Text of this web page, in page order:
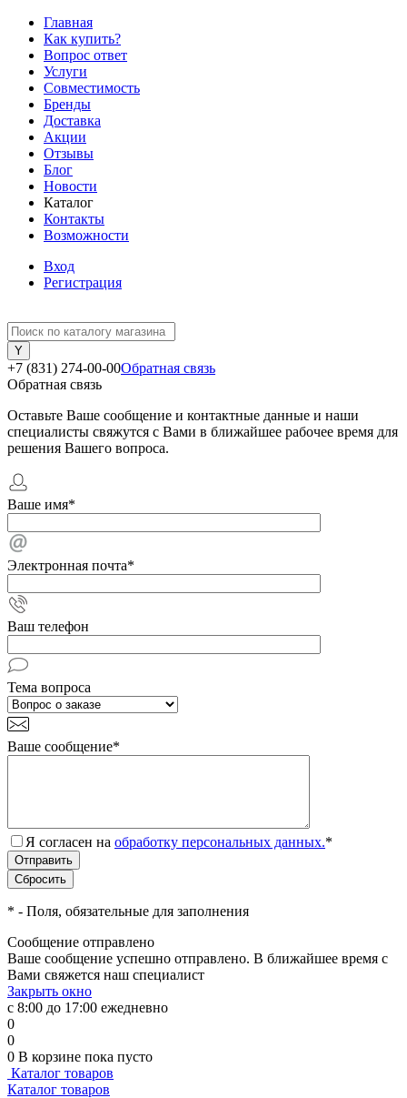
Главная
Как купить?
Вопрос ответ
Услуги
Совместимость
Бренды
Доставка
Акции
Отзывы
Блог
Новости
Каталог
Контакты
Возможности
Вход
Регистрация
+7 (831) 274-00-00Обратная связь
Обратная связь
Оставьте Ваше сообщение и контактные данные и наши
специалисты свяжутся с Вами в ближайшее рабочее время для
решения Вашего вопроса.
Ваше имя*
Электронная почта*
Ваш телефон
Тема вопроса
Ваше сообщение*
Я согласен на обработку персональных данных.*
* - Поля, обязательные для заполнения
Сообщение отправлено
Ваше сообщение успешно отправлено. В ближайшее время с
Вами свяжется наш специалист
Закрыть окно
с 8:00 до 17:00 ежедневно
0
0
0 В корзине пока пусто
Каталог товаров
Каталог товаров